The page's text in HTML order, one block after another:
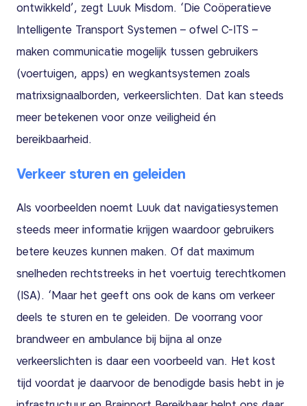
ontwikkeld’, zegt Luuk Misdom. ‘Die Coöperatieve
Intelligente Transport Systemen – ofwel C-ITS –
maken communicatie mogelijk tussen gebruikers
(voertuigen, apps) en wegkantsystemen zoals
matrixsignaalborden, verkeerslichten. Dat kan steeds
meer betekenen voor onze veiligheid én
bereikbaarheid.
Verkeer sturen en geleiden
Als voorbeelden noemt Luuk dat navigatiesystemen
steeds meer informatie krijgen waardoor gebruikers
betere keuzes kunnen maken. Of dat maximum
snelheden rechtstreeks in het voertuig terechtkomen
(ISA). ‘Maar het geeft ons ook de kans om verkeer
deels te sturen en te geleiden. De voorrang voor
brandweer en ambulance bij bijna al onze
verkeerslichten is daar een voorbeeld van. Het kost
tijd voordat je daarvoor de benodigde basis hebt in je